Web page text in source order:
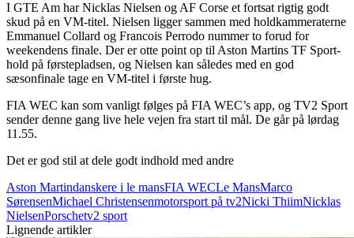
I GTE Am har Nicklas Nielsen og AF Corse et fortsat rigtig godt
skud på en VM-titel. Nielsen ligger sammen med holdkammeraterne
Emmanuel Collard og Francois Perrodo nummer to forud for
weekendens finale. Der er otte point op til Aston Martins TF Sport-
hold på førstepladsen, og Nielsen kan således med en god
sæsonfinale tage en VM-titel i første hug.
FIA WEC kan som vanligt følges på FIA WEC’s app, og TV2 Sport
sender denne gang live hele vejen fra start til mål. De går på lørdag
11.55.
Det er god stil at dele godt indhold med andre
Aston Martindanskere i le mansFIA WECLe MansMarco
SørensenMichael Christensenmotorsport på tv2Nicki ThiimNicklas
NielsenPorschetv2 sport
Lignende artikler